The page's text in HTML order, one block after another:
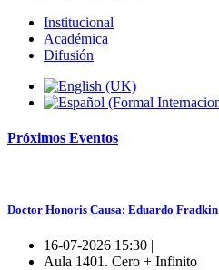
Institucional
Académica
Difusión
Próximos Eventos
Doctor Honoris Causa: Eduardo Fradkin
16-07-2026 15:30 |
Aula 1401. Cero + Infinito